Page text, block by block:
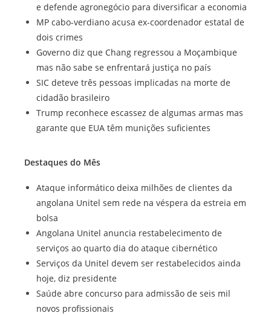
e defende agronegócio para diversificar a economia
MP cabo-verdiano acusa ex-coordenador estatal de
dois crimes
Governo diz que Chang regressou a Moçambique
mas não sabe se enfrentará justiça no país
SIC deteve três pessoas implicadas na morte de
cidadão brasileiro
Trump reconhece escassez de algumas armas mas
garante que EUA têm munições suficientes
Destaques do Mês
Ataque informático deixa milhões de clientes da
angolana Unitel sem rede na véspera da estreia em
bolsa
Angolana Unitel anuncia restabelecimento de
serviços ao quarto dia do ataque cibernético
Serviços da Unitel devem ser restabelecidos ainda
hoje, diz presidente
Saúde abre concurso para admissão de seis mil
novos profissionais